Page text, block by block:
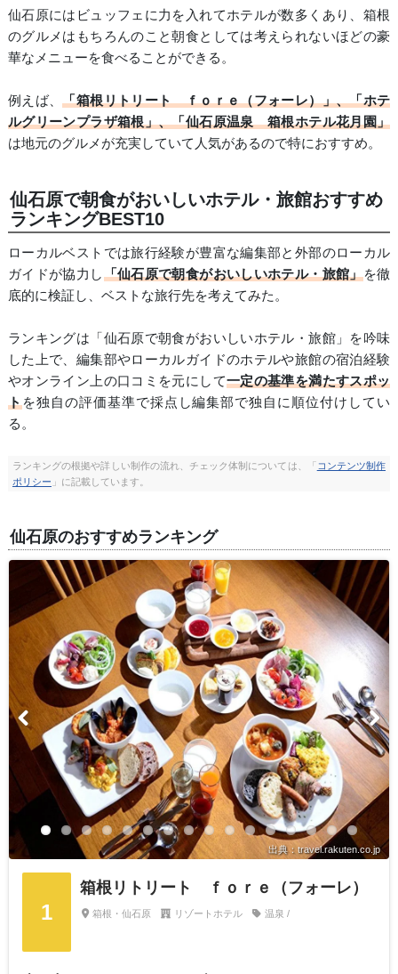
仙石原にはビュッフェに力を入れてホテルが数多くあり、箱根
のグルメはもちろんのこと朝食としては考えられないほどの豪
華なメニューを食べることができる。
例えば、「箱根リトリート ｆｏｒｅ（フォーレ）」、「ホテ
ルグリーンプラザ箱根」、「仙石原温泉 箱根ホテル花月園」
は地元のグルメが充実していて人気があるので特におすすめ。
仙石原で朝食がおいしいホテル・旅館おすすめ
ランキングBEST10
ローカルベストでは旅行経験が豊富な編集部と外部のローカル
ガイドが協力し「仙石原で朝食がおいしいホテル・旅館」を徹
底的に検証し、ベストな旅行先を考えてみた。
ランキングは「仙石原で朝食がおいしいホテル・旅館」を吟味
した上で、編集部やローカルガイドのホテルや旅館の宿泊経験
やオンライン上の口コミを元にして一定の基準を満たすスポッ
トを独自の評価基準で採点し編集部で独自に順位付けしてい
る。
ランキングの根拠や詳しい制作の流れ、チェック体制については、「 コンテンツ制作
ポリシー 」に記載しています。
仙石原のおすすめランキング
出典：travel.rakuten.co.jp
1
箱根リトリート ｆｏｒｅ（フォーレ）
箱根・仙石原 リゾートホテル 温泉 /